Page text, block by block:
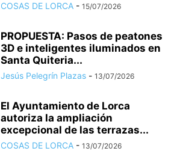
COSAS DE LORCA - 15/07/2026
PROPUESTA: Pasos de peatones
3D e inteligentes iluminados en
Santa Quiteria...
Jesús Pelegrín Plazas - 13/07/2026
El Ayuntamiento de Lorca
autoriza la ampliación
excepcional de las terrazas...
COSAS DE LORCA - 13/07/2026